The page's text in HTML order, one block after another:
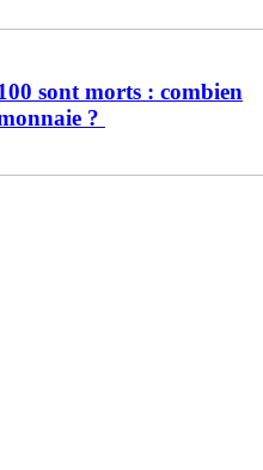
sont morts : combien
?